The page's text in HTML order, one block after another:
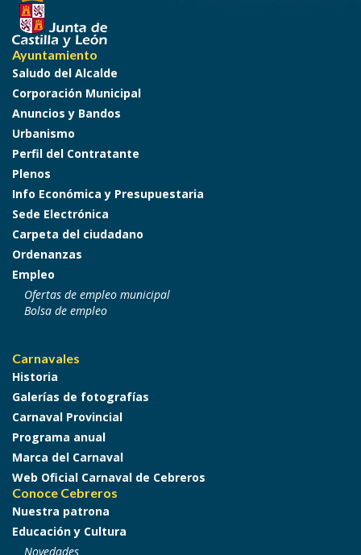
Ayuntamiento
Saludo del Alcalde
Corporación Municipal
Anuncios y Bandos
Urbanismo
Perfil del Contratante
Plenos
Info Económica y Presupuestaria
Sede Electrónica
Carpeta del ciudadano
Ordenanzas
Empleo
Ofertas de empleo municipal
Bolsa de empleo
Carnavales
Historia
Galerías de fotografías
Carnaval Provincial
Programa anual
Marca del Carnaval
Web Oficial Carnaval de Cebreros
Conoce Cebreros
Nuestra patrona
Educación y Cultura
Novedades